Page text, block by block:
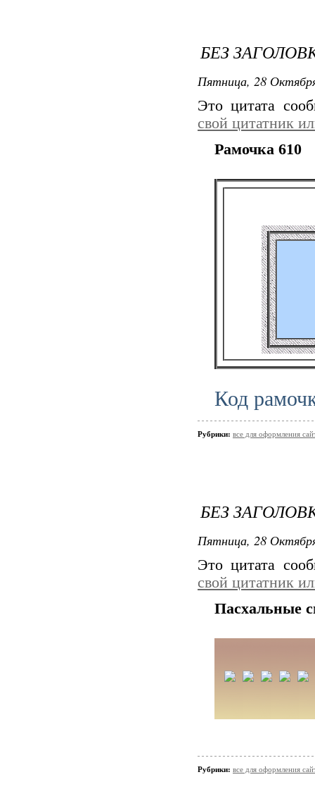
БЕЗ
Пятница, 28
Это цитата
свой цитатник
Рамочкa 610
Код
Рубрики: все для оформления
БЕЗ
Пятница, 28
Это цитата
свой цитатник
Пасхальные
Рубрики: все для оформления